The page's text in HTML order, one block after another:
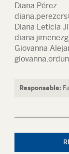
Diana Pérez
Diana Leticia
Giovanna
Responsable: